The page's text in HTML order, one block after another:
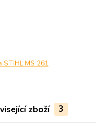
STIHL MS 261
zboží 3